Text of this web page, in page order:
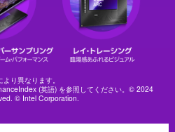
り異なります。
(英語) を参照してください。© 2024
© Intel Corporation.